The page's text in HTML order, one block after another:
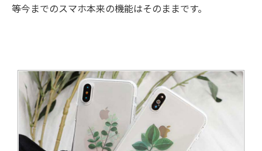
等今までのスマホ本来の機能はそのままです。